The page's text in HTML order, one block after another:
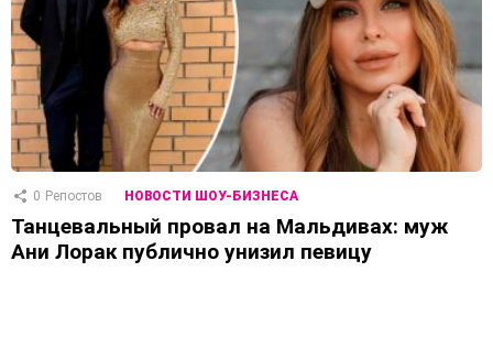
0 Репостов НОВОСТИ ШОУ-БИЗНЕСА
Танцевальный провал на Мальдивах: муж
Ани Лорак публично унизил певицу